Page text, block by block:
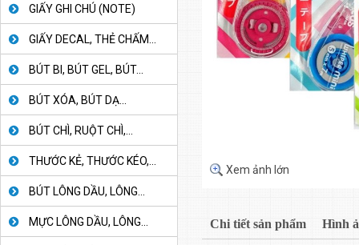
GIẤY GHI CHÚ (NOTE)
GIẤY DECAL, THẺ CHẤM...
BÚT BI, BÚT GEL, BÚT...
BÚT XÓA, BÚT DẠ...
BÚT CHÌ, RUỘT CHÌ,...
THƯỚC KẺ, THƯỚC KÉO,...
BÚT LÔNG DẦU, LÔNG...
MỰC LÔNG DẦU, LÔNG...
Xem ảnh lớn
Chi tiết sản phẩm Hình